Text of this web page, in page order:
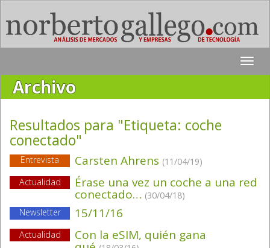
Toggle
Archivo
Resultados para "Etiqueta: coche
conectado"
Entrevista Carsten Ahrens (11/04/19)
Actualidad
Érase una vez un coche a una red
conectado… (30/04/18)
Newsletter
15/11/16
Actualidad Con la eSIM, quién gana